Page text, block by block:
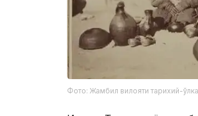
Фото: Жамбил вилояти тарихий-